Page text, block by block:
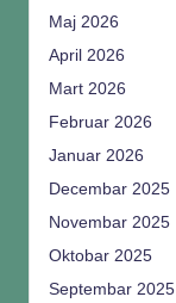
Maj 2026
April 2026
Mart 2026
Februar 2026
Januar 2026
Decembar 2025
Novembar 2025
Oktobar 2025
Septembar 2025